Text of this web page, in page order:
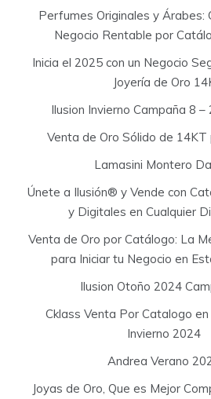
Perfumes Originales y Árabes:
Negocio Rentable por
Inicia el 2025 con un Negocio
Joyería de Oro
Ilusion Invierno Campaña 8
Venta de Oro Sólido de
Lamasini Montero
Únete a Ilusión® y Vende con
y Digitales en Cualquier
Venta de Oro por Catálogo: La
para Iniciar tu Negocio en
Ilusion Otoño 2024
Cklass Venta Por Catalogo
Invierno 2024
Andrea Verano
Joyas de Oro, Que es Mejor